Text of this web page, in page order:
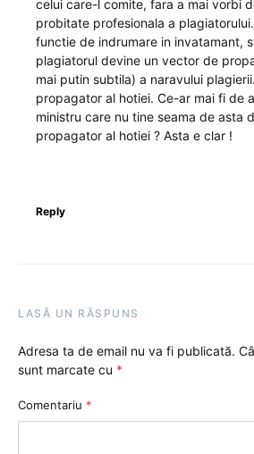
celui care-l comite, fara a mai vorbi
probitate profesionala a
functie de indrumare in invatamant,
plagiatorul devine un vector de
mai putin subtila) a naravului
propagator al hotiei. Ce-ar mai fi de
ministru care nu tine seama de asta
propagator al hotiei ? Asta e clar !
Reply
LASĂ UN RĂSPUNS
Adresa ta de email nu va fi publicată.
sunt marcate cu *
Comentariu *